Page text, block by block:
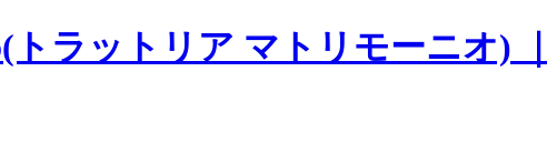
トラットリア マトリモーニオ)